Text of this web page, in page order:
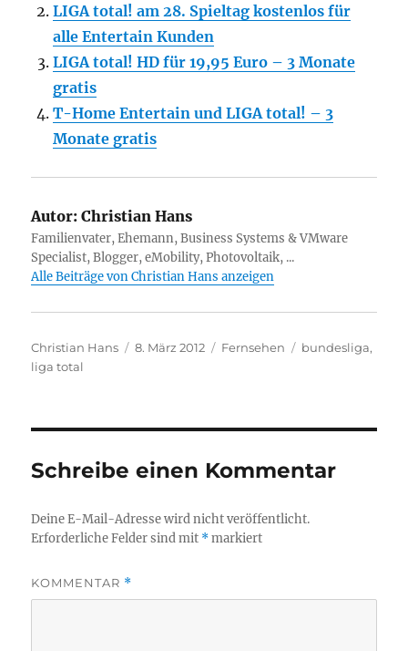
LIGA total! am 28. Spieltag kostenlos für
alle Entertain Kunden
LIGA total! HD für 19,95 Euro – 3 Monate
gratis
T-Home Entertain und LIGA total! – 3
Monate gratis
Autor: Christian Hans
Familienvater, Ehemann, Business Systems & VMware
Specialist, Blogger, eMobility, Photovoltaik, ...
Alle Beiträge von Christian Hans anzeigen
Autor
Christian Hans
Veröffentlicht
8. März 2012 Kategorien
Fernsehen Schlagwörter
bundesliga,
liga total
Schreibe einen Kommentar
Deine E-Mail-Adresse wird nicht veröffentlicht.
Erforderliche Felder sind mit *markiert
KOMMENTAR *